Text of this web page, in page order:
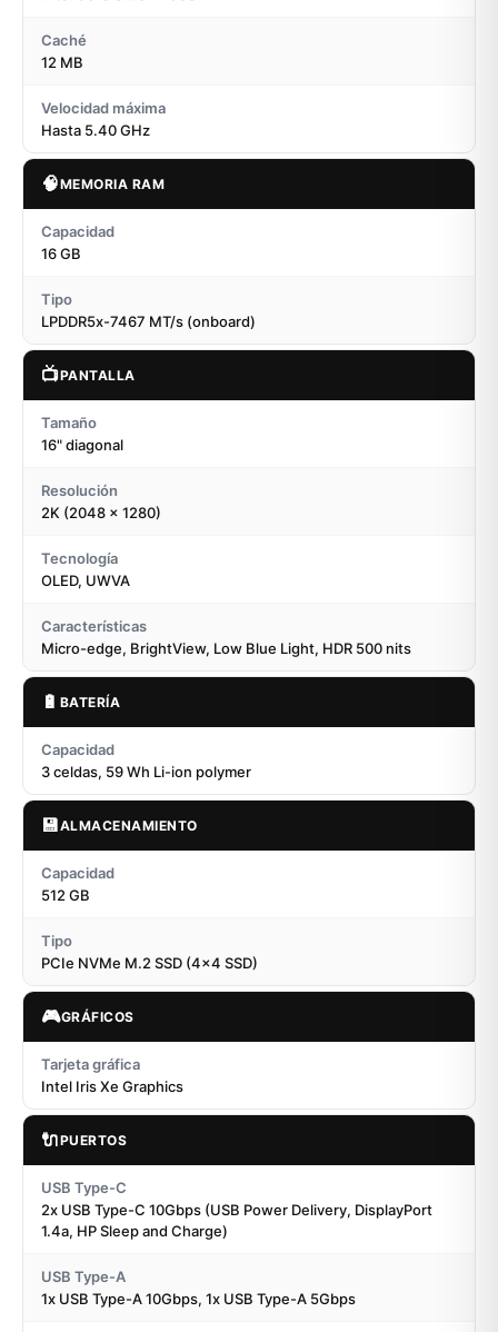
Caché
12 MB
Velocidad máxima
Hasta 5.40 GHz
🧠MEMORIA RAM
Capacidad
16 GB
Tipo
LPDDR5x-7467 MT/s (onboard)
📺PANTALLA
Tamaño
16" diagonal
Resolución
2K (2048 x 1280)
Tecnología
OLED, UWVA
Características
Micro-edge, BrightView, Low Blue Light, HDR 500 nits
🔋 BATERÍA
Capacidad
3 celdas, 59 Wh Li-ion polymer
💾ALMACENAMIENTO
Capacidad
512 GB
Tipo
PCIe NVMe M.2 SSD (4x4 SSD)
🎮GRÁFICOS
Tarjeta gráfica
Intel Iris Xe Graphics
🔌PUERTOS
USB Type-C
2x USB Type-C 10Gbps (USB Power Delivery, DisplayPort
1.4a, HP Sleep and Charge)
USB Type-A
1x USB Type-A 10Gbps, 1x USB Type-A 5Gbps